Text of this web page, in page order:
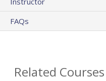
FAQs
Related Courses